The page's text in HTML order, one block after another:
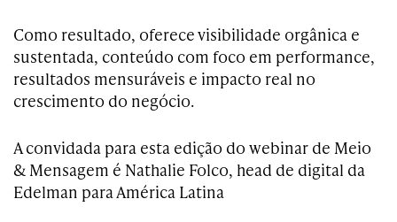
Como resultado, oferece visibilidade orgânica e
sustentada, conteúdo com foco em performance,
resultados mensuráveis e impacto real no
crescimento do negócio.
A convidada para esta edição do webinar de Meio
& Mensagem é Nathalie Folco, head de digital da
Edelman para América Latina